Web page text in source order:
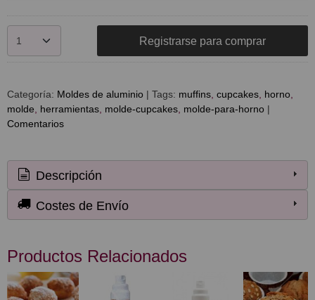
Registrarse para comprar
Categoría: Moldes de aluminio | Tags: muffins cupcakes horno
molde
herramientas molde-cupcakes molde-para-horno |
Comentarios
Descripción
Costes de Envío
Productos Relacionados